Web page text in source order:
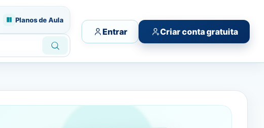
Planos de Aula
Entrar Criar conta gratuita